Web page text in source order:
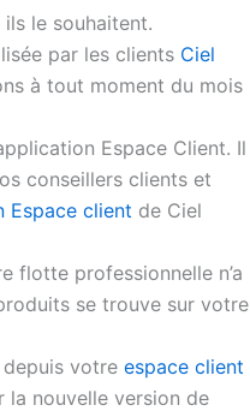
le souhaitent.
par les clients Ciel
à tout moment du mois
Espace Client. Il
conseillers clients et
Espace client de Ciel
flotte professionnelle n’a
se trouve sur votre
votre espace client
la nouvelle version de